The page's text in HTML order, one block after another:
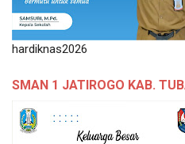
hardiknas2026
SMAN 1 JATIROGO KAB.